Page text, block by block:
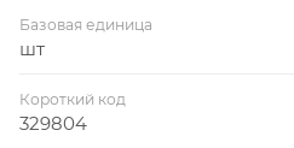
Базовая единица
шт
Короткий код
329804